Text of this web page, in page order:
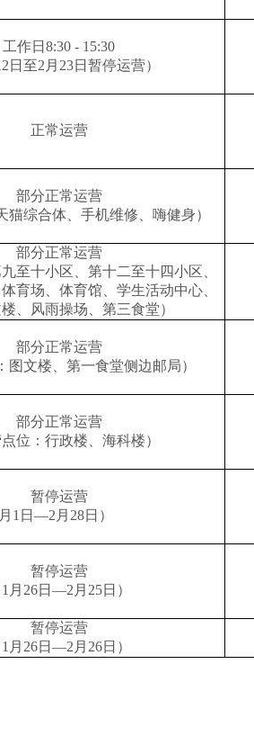
工作日8:30 - 15:30
日至2月23日暂停运营）
正常运营
部分正常运营
猫综合体、手机维修、嗨健身）
部分正常运营
至十小区、第十二至十四小区、
育场、体育馆、学生活动中心、
、风雨操场、第三食堂）
部分正常运营
图文楼、第一食堂侧边邮局）
部分正常运营
点位：行政楼、海科楼）
暂停运营
月1日—2月28日）
暂停运营
1月26日—2月25日）
暂停运营
1月26日—2月26日）